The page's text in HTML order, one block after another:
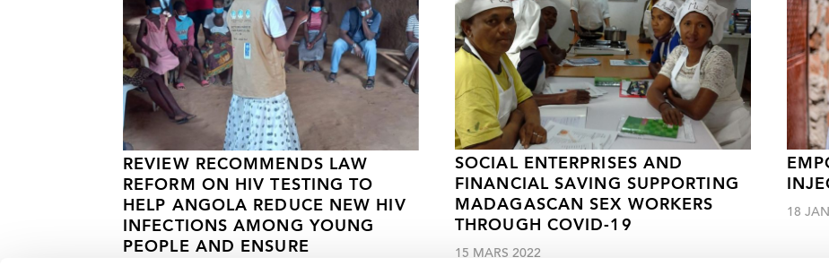
REVIEW RECOMMENDS LAW
REFORM ON HIV TESTING TO
HELP ANGOLA REDUCE NEW HIV
INFECTIONS AMONG YOUNG
PEOPLE AND ENSURE
SOCIAL ENTERPRISES AND
FINANCIAL SAVING SUPPORTING
MADAGASCAN SEX WORKERS
THROUGH COVID-19
15 MARS 2022
18